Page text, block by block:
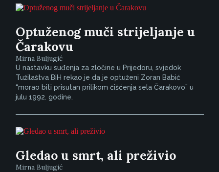
Optuženog muči strijeljanje u
Čarakovu
Mirna Buljugić
U nastavku suđenja za zločine u Prijedoru, svjedok
Tužilaštva BiH rekao je da je optuženi Zoran Babić
“morao biti prisutan prilikom čišćenja sela Čarakovo” u
julu 1992. godine.
Gledao u smrt, ali preživio
Mirna Buljugić